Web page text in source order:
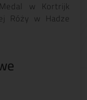
w Kortrijk
Róży w Hadze